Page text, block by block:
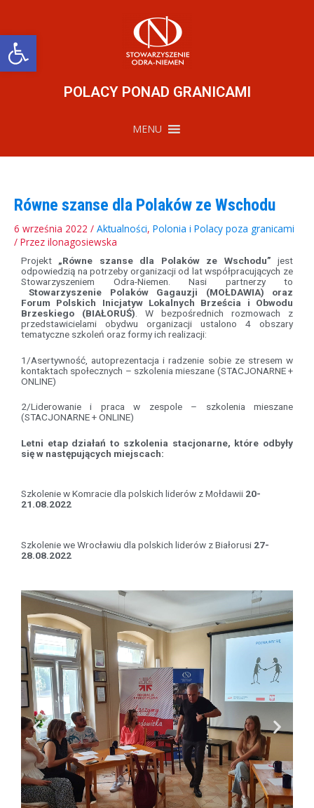
Otwórz pasek narzędzi
POLACY PONAD GRANICAMI
MENU
Równe szanse dla Polaków ze Wschodu
6 września 2022 / Aktualności, Polonia i Polacy poza granicami
/ Przez ilonagosiewska
Projekt „Równe szanse dla Polaków ze Wschodu” jest
odpowiedzią na potrzeby organizacji od lat współpracujących ze
Stowarzyszeniem Odra-Niemen. Nasi partnerzy to
Stowarzyszenie Polaków Gagauzji (MOŁDAWIA) oraz
Forum Polskich Inicjatyw Lokalnych Brześcia i Obwodu
Brzeskiego (BIAŁORUŚ) . W bezpośrednich rozmowach z
przedstawicielami obydwu organizacji ustalono 4 obszary
tematyczne szkoleń oraz formy ich realizacji:
1/Asertywność, autoprezentacja i radzenie sobie ze stresem w
kontaktach społecznych – szkolenia mieszane (STACJONARNE +
ONLINE)
2/Liderowanie i praca w zespole – szkolenia mieszane
(STACJONARNE + ONLINE)
Letni etap działań to szkolenia stacjonarne, które odbyły
się w następujących miejscach:
Szkolenie w Komracie dla polskich liderów z Mołdawii 20-
21.08.2022
Szkolenie we Wrocławiu dla polskich liderów z Białorusi 27-
28.08.2022